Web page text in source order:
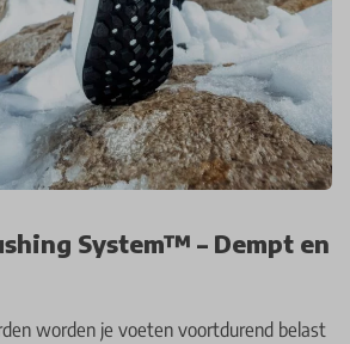
System™ – Dempt en
worden je voeten voortdurend belast